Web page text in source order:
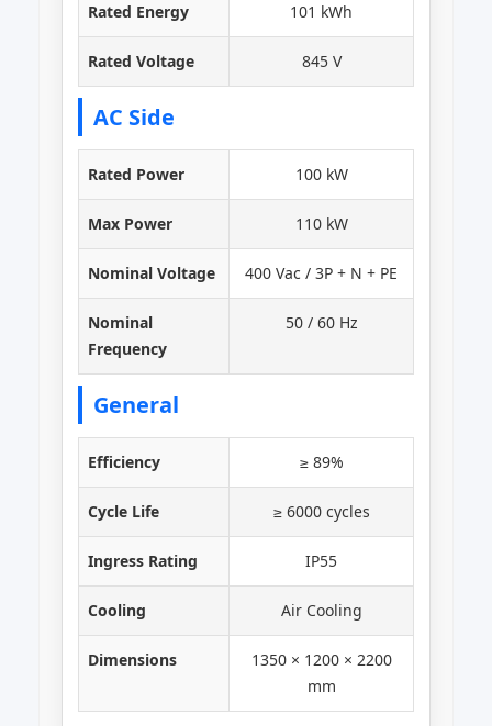
Rated Energy 101 kWh
Rated Voltage 845 V
AC Side
Rated Power 100 kW
Max Power 110 kW
Nominal Voltage 400 Vac / 3P + N + PE
Nominal
Frequency
50 / 60 Hz
General
Efficiency ≥ 89%
Cycle Life ≥ 6000 cycles
Ingress Rating IP55
Cooling Air Cooling
Dimensions
1350 × 1200 × 2200
mm